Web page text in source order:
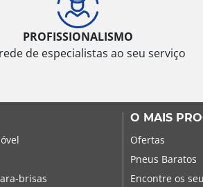
PROFISSIONALISMO
de especialistas ao seu serviço
brisas
O MAIS
Ofertas
Pneus Baratos
Encontre os